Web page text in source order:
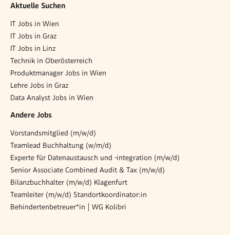
Aktuelle Suchen
IT Jobs in Wien
IT Jobs in Graz
IT Jobs in Linz
Technik in Oberösterreich
Produktmanager Jobs in Wien
Lehre Jobs in Graz
Data Analyst Jobs in Wien
Andere Jobs
Vorstandsmitglied (m/w/d)
Teamlead Buchhaltung (w/m/d)
Experte für Datenaustausch und -integration (m/w/d)
Senior Associate Combined Audit & Tax (m/w/d)
Bilanzbuchhalter (m/w/d) Klagenfurt
Teamleiter (m/w/d) Standortkoordinator:in
Behindertenbetreuer*in | WG Kolibri